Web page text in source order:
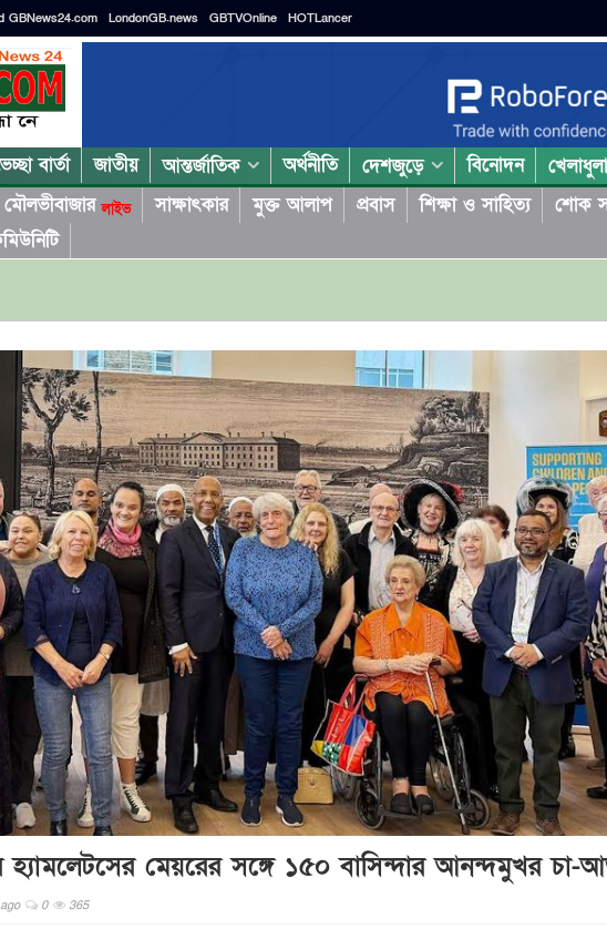
GBNews24.com LondonGB.news GBTVOnline HOTLancer
বার্তা জাতীয় আন্তর্জাতিক অর্থনীতি দেশজুড়ে বিনোদন
মৌলভীবাজারলাইভ সাক্ষাৎকার মুক্ত আলাপ প্রবাস শিক্ষা ও সাহিত্য শোক
হ্যামলেটসের মেয়রের সঙ্গে ১৫০ বাসিন্দার আনন্দমুখর চা-
0 365